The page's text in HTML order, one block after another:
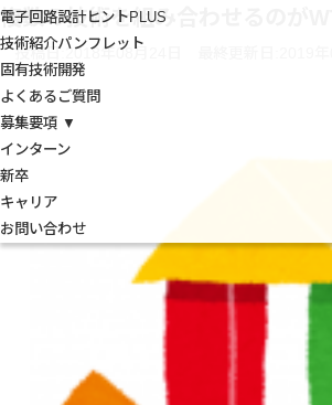
電子回路設計ヒントPLUS
技術紹介パンフレット
固有技術開発
よくあるご質問
募集要項 ▼
インターン
新卒
キャリア
お問い合わせ
複数の技術を組み合わせるのが
投稿日:2018年08月24日